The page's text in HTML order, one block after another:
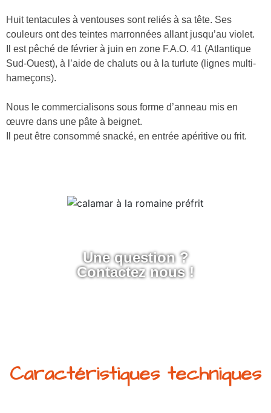
Huit tentacules à ventouses sont reliés à sa tête. Ses
couleurs ont des teintes marronnées allant jusqu’au violet.
Il est pêché de février à juin en zone F.A.O. 41 (Atlantique
Sud-Ouest), à l’aide de chaluts ou à la turlute (lignes multi-
hameçons).
Nous le commercialisons sous forme d’anneau mis en
œuvre dans une pâte à beignet.
Il peut être consommé snacké, en entrée apéritive ou frit.
Une question ?
Contactez nous !
Caractéristiques techniques